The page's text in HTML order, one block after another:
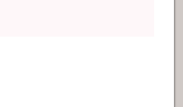
ser respeitados, não segundo as
essas são uma das razões
pessoas não permanecem na igrej
muito importante fui visitar minha fil